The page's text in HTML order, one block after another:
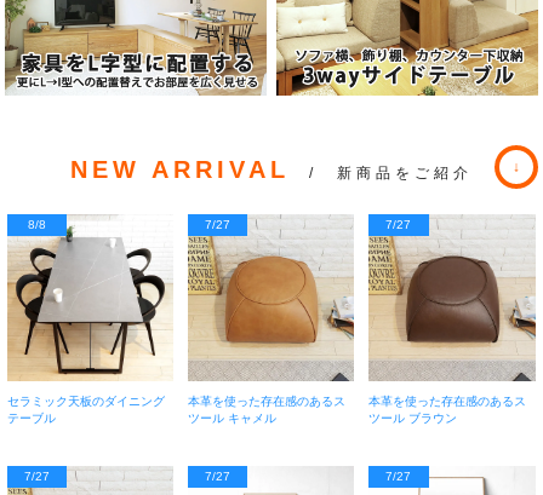
NEW ARRIVAL / 新商品をご紹介
8/8
セラミック天板のダイニング
テーブル
7/27
本革を使った存在感のあるス
ツール キャメル
7/27
本革を使った存在感のあるス
ツール ブラウン
7/27 7/27 7/27